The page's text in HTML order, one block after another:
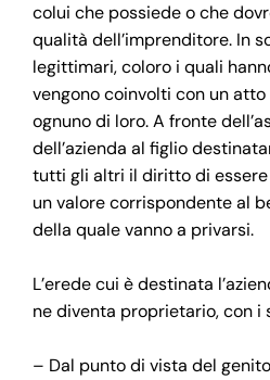
colui che possiede o che
qualità dell’imprenditore. In
legittimari, coloro i quali
vengono coinvolti con un
ognuno di loro. A fronte
dell’azienda al figlio
tutti gli altri il diritto di
un valore corrispondente al
della quale vanno a privarsi.
L’erede cui è destinata
ne diventa proprietario, con i
– Dal punto di vista del